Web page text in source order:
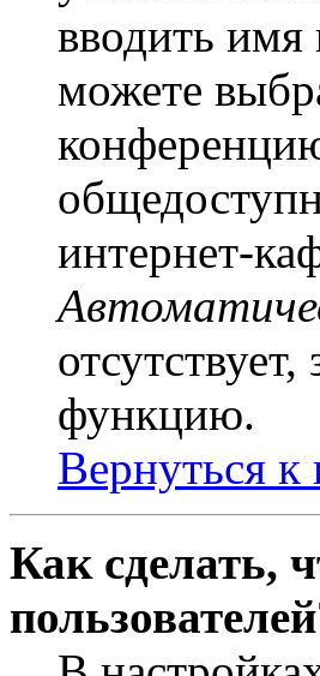
вводить имя
можете
интернет-
функцию.
Вернуться к
Как сделать,